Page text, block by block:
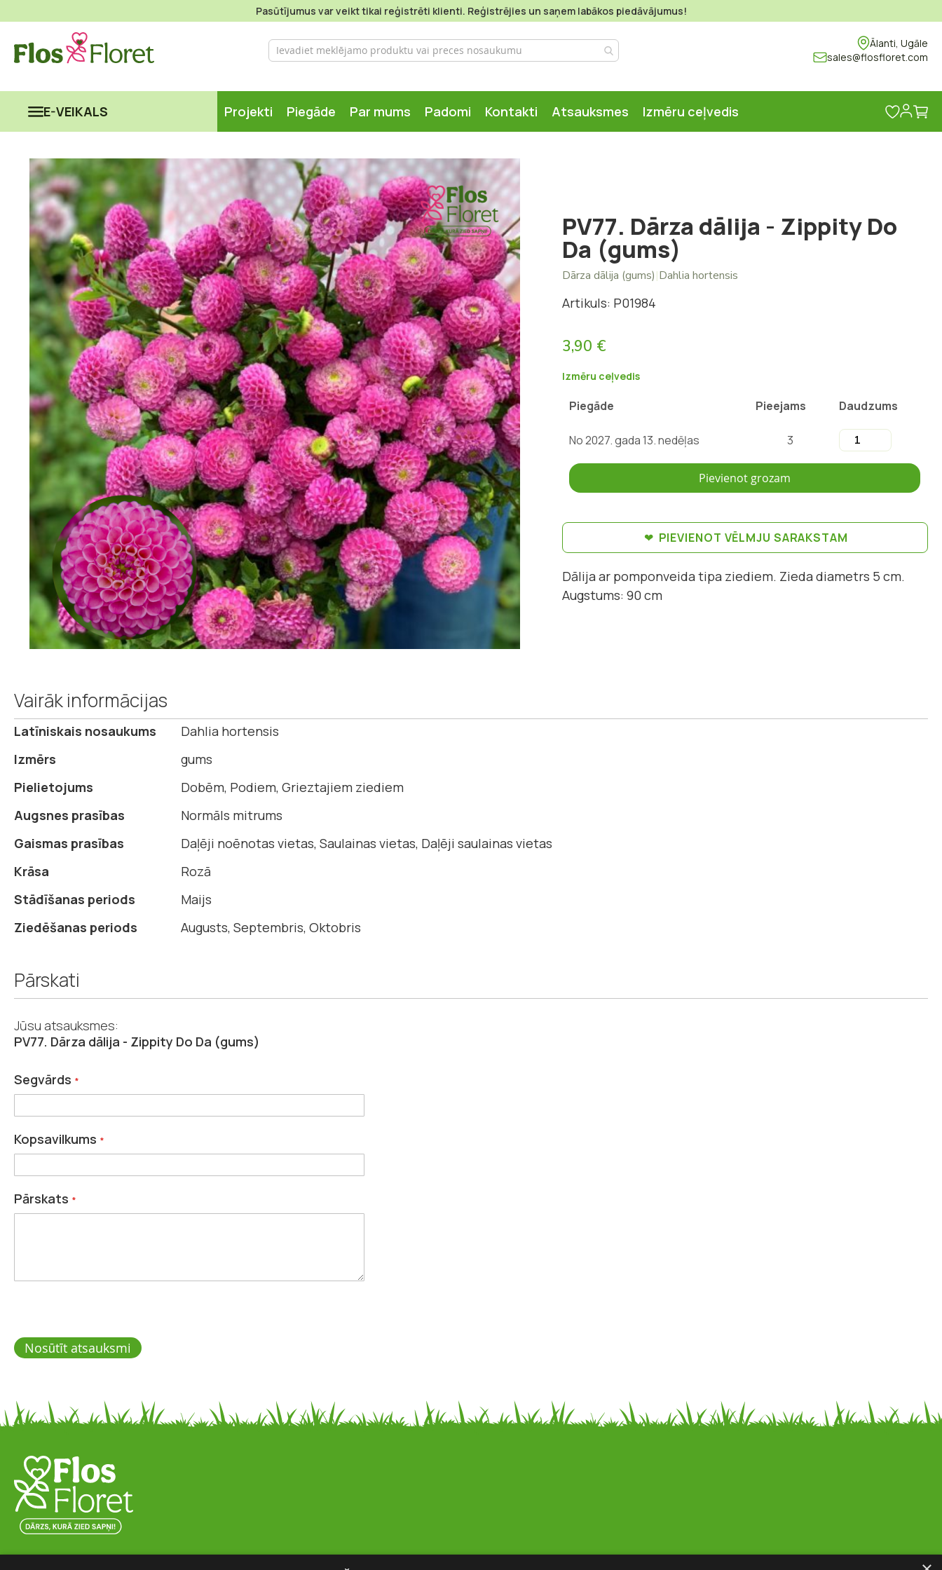
Ālanti, Ugāle
sales@flosfloret.com
Pasūtījumus var veikt tikai reģistrēti klienti. Reģistrējies un saņem labākos piedāvājumus!
E-VEIKALS Projekti Piegāde Par mums Padomi Kontakti Atsauksmes Izmēru ceļvedis
galerijas
beigām
uz
galerijas
sākumu
PV77. Dārza dālija - Zippity Do
Da (gums)
Dārza dālija (gums)|Dahlia hortensis
Artikuls: P01984
3,90 €
Izmēru ceļvedis
Piegāde Pieejams Daudzums
No 2027. gada 13. nedēļas 3
Pievienot grozam
PIEVIENOT VĒLMJU SARAKSTAM
Dālija ar pomponveida tipa ziediem. Zieda diametrs 5 cm.
Augstums: 90 cm
Vairāk informācijas
Vairāk
Latīniskais nosaukums
Dahlia hortensis
Izmērs
gums
Pielietojums
Dobēm, Podiem, Grieztajiem ziediem
Augsnes prasības
Normāls mitrums
Gaismas prasības
Daļēji noēnotas vietas, Saulainas vietas, Daļēji saulainas vietas
Krāsa
Rozā
Stādīšanas periods
Maijs
Ziedēšanas periods
Augusts, Septembris, Oktobris
Pārskati
Jūsu atsauksmes:
PV77. Dārza dālija - Zippity Do Da (gums)
Segvārds
Kopsavilkums
Pārskats
Nosūtīt atsauksmi